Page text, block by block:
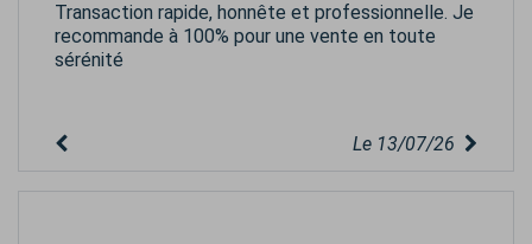
Transaction rapide, honnête et professionnelle. Je
recommande à 100% pour une vente en toute
sérénité
Le 13/07/26